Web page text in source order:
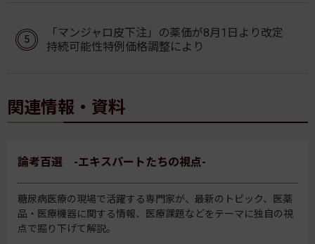
「マンジャロ皮下注」の薬価が8月1日より改定
持続可能性特例価格調整により
関連情報・資料
論考百選 -エキスパートたちの視点-
糖尿病医療の現場で活躍する専門家が、最新のトピック、医薬
品・医療機器に関する情報、医療課題などをテーマに独自の視
点で掘り下げて解説。